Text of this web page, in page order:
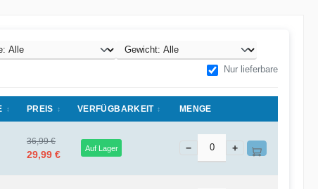
Nur lieferbare
PREIS VERFÜGBARKEIT MENGE
36,99 €
29,99 €
Auf Lager − +